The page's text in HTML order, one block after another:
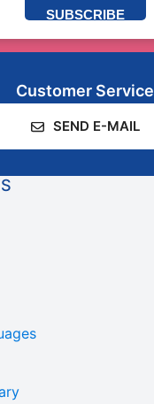
SUBSCRIBE
Customer Service
SEND E-MAIL